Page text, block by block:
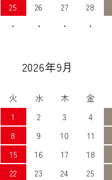
25 26 27 28
・ ・ ・ ・
2026年9月
火 水 木 金
1 2 3 4
8 9 10 11
15 16 17 18
22 23 24 25